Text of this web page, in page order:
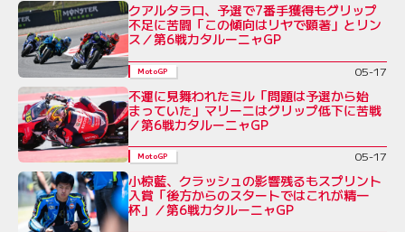
クアルタラロ、予選で7番手獲得もグリップ
不足に苦闘「この傾向はリヤで顕著」とリン
ス／第6戦カタルーニャGP
MotoGP 05-17
不運に見舞われたミル「問題は予選から始
まっていた」マリーニはグリップ低下に苦戦
／第6戦カタルーニャGP
MotoGP 05-17
小椋藍、クラッシュの影響残るもスプリント
入賞「後方からのスタートではこれが精一
杯」／第6戦カタルーニャGP